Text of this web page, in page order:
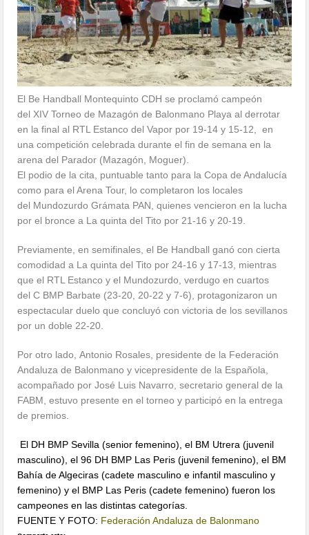
El Be Handball Montequinto CDH se proclamó campeón
del XIV Torneo de Mazagón de Balonmano Playa al derrotar
en la final al RTL Estanco del Vapor por 19-14 y 15-12, en
una competición celebrada durante el fin de semana en la
arena del Parador (Mazagón, Moguer).
El podio de la cita, puntuable tanto para la Copa de Andalucía
como para el Arena Tour, lo completaron los locales
del Mundozurdo Grámata PAN, quienes vencieron en la lucha
por el bronce a La quinta del Tito por 21-16 y 20-19.
Previamente, en semifinales, el Be Handball ganó con cierta
comodidad a La quinta del Tito por 24-16 y 17-13, mientras
que el RTL Estanco y el Mundozurdo, verdugo en cuartos
del C BMP Barbate (23-20, 20-22 y 7-6), protagonizaron un
espectacular duelo que concluyó con victoria de los sevillanos
por un doble 22-20.
Por otro lado, Antonio Rosales, presidente de la Federación
Andaluza de Balonmano y vicepresidente de la Española,
acompañado por José Luis Navarro, secretario general de la
FABM, estuvo presente en el torneo y participó en la entrega
de premios.
El DH BMP Sevilla (senior femenino), el BM Utrera (juvenil
masculino), el 96 DH BMP Las Peris (juvenil femenino), el BM
Bahía de Algeciras (cadete masculino e infantil masculino y
femenino) y el BMP Las Peris (cadete femenino) fueron los
campeones en las distintas categorías.
FUENTE Y FOTO: Federación Andaluza de Balonmano